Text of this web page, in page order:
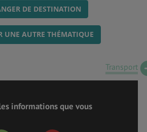
DE DESTINATION
UNE AUTRE THÉMATIQUE
Transport
informations que vous